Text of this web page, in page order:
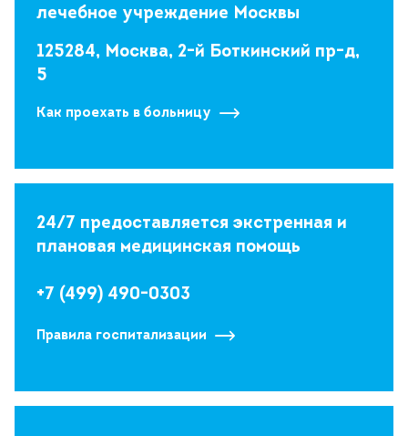
лечебное учреждение Москвы
125284, Москва, 2-й Боткинский пр-д,
5
Как проехать в больницу
24/7 предоставляется экстренная и
плановая медицинская помощь
+7 (499) 490-0303
Правила госпитализации